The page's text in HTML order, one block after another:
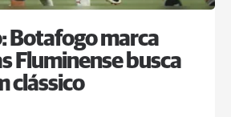
Botafogo marca
Fluminense busca
clássico